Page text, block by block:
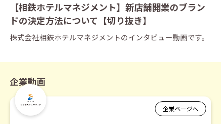
【相鉄ホテルマネジメント】新店舗開業のブラン
ドの決定方法について【切り抜き】
株式会社相鉄ホテルマネジメントのインタビュー動画です。
企業動画
企業ページへ